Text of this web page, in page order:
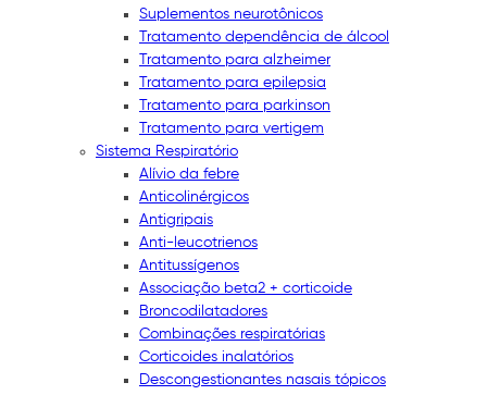
Suplementos neurotônicos
Tratamento dependência de álcool
Tratamento para alzheimer
Tratamento para epilepsia
Tratamento para parkinson
Tratamento para vertigem
Sistema Respiratório
Alívio da febre
Anticolinérgicos
Antigripais
Anti-leucotrienos
Antitussígenos
Associação beta2 + corticoide
Broncodilatadores
Combinações respiratórias
Corticoides inalatórios
Descongestionantes nasais tópicos